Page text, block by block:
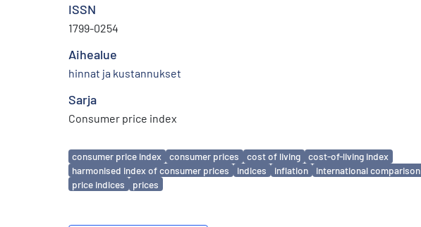
ISSN
1799-0254
Aihealue
hinnat ja kustannukset
Sarja
Consumer price index
Avainsanat
consumer price index consumer prices cost of living
cost-of-living index
harmonised index of consumer prices
indices inflation
international comparison
price indices
prices